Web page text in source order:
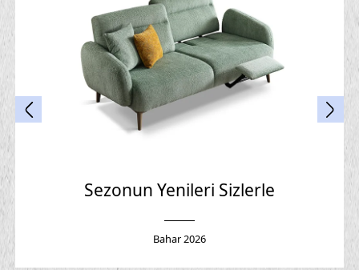
Sezonun Yenileri Sizlerle
Bahar 2026